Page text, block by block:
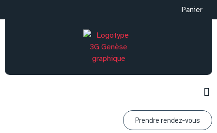
Panier
Prendre rendez-vous